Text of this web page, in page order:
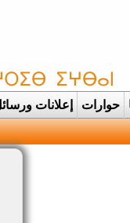
حوارات إعلانات ورسائل